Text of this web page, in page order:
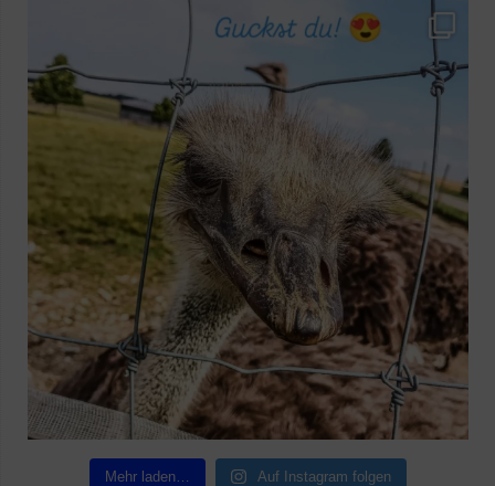
Mehr laden… Auf Instagram folgen